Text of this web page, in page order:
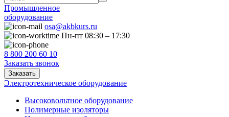
Промышленное
оборудование
osa@akbkurs.ru
Пн-пт 08:30 – 17:30
8 800 200 60 10
Заказать звонок
Заказать
Электротехническое оборудование
Высоковольтное оборудование
Полимерные изоляторы